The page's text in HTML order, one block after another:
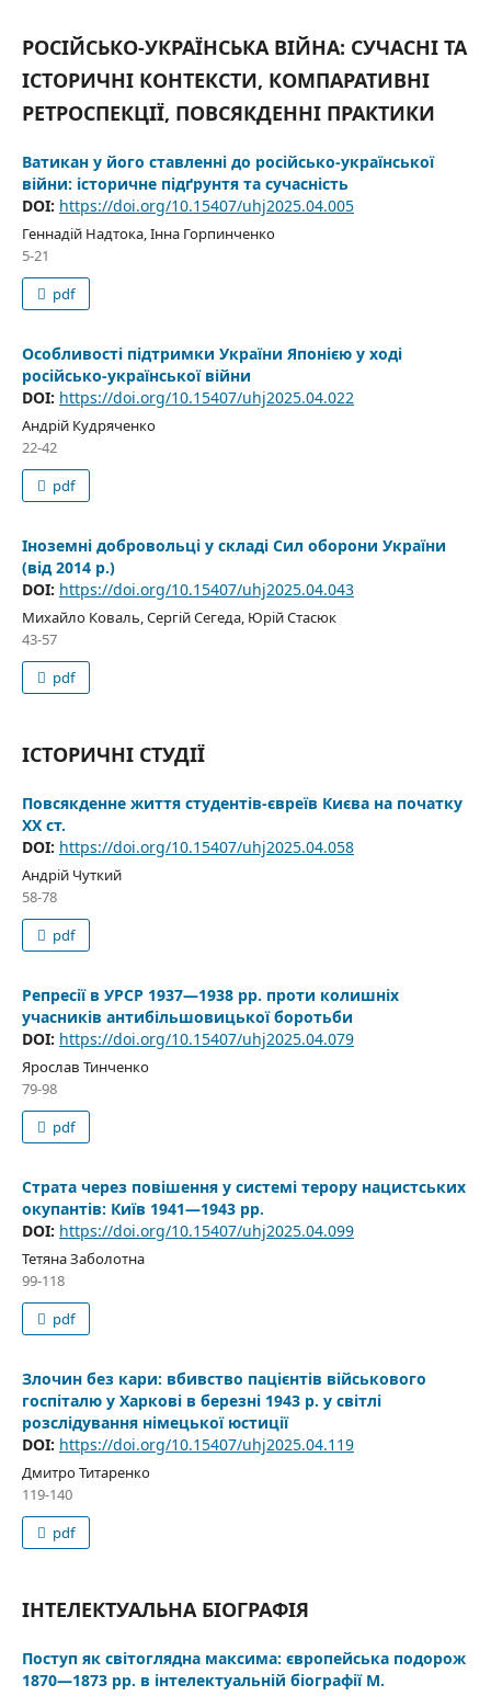
РОСІЙСЬКО-УКРАЇНСЬКА ВІЙНА: СУЧАСНІ ТА
ІСТОРИЧНІ КОНТЕКСТИ, КОМПАРАТИВНІ
РЕТРОСПЕКЦІЇ, ПОВСЯКДЕННІ ПРАКТИКИ
Ватикан у його ставленні до російсько-української
війни: історичне підґрунтя та сучасність
DOI: https://doi.org/10.15407/uhj2025.04.005
Геннадій Надтока, Інна Горпинченко
5-21
pdf
Особливості підтримки України Японією у ході
російсько-української війни
DOI: https://doi.org/10.15407/uhj2025.04.022
Андрій Кудряченко
22-42
pdf
Іноземні добровольці у складі Сил оборони України
(від 2014 р.)
DOI: https://doi.org/10.15407/uhj2025.04.043
Михайло Коваль, Сергій Сегеда, Юрій Стасюк
43-57
pdf
ІСТОРИЧНІ СТУДІЇ
Повсякденне життя студентів-євреїв Києва на початку
XX ст.
DOI: https://doi.org/10.15407/uhj2025.04.058
Андрій Чуткий
58-78
pdf
Репресії в УРСР 1937—1938 рр. проти колишніх
учасників антибільшовицької боротьби
DOI: https://doi.org/10.15407/uhj2025.04.079
Ярослав Тинченко
79-98
pdf
Страта через повішення у системі терору нацистських
окупантів: Київ 1941—1943 рр.
DOI: https://doi.org/10.15407/uhj2025.04.099
Тетяна Заболотна
99-118
pdf
Злочин без кари: вбивство пацієнтів військового
госпіталю у Харкові в березні 1943 р. у світлі
розслідування німецької юстиції
DOI: https://doi.org/10.15407/uhj2025.04.119
Дмитро Титаренко
119-140
pdf
ІНТЕЛЕКТУАЛЬНА БІОГРАФІЯ
Поступ як світоглядна максима: європейська подорож
1870—1873 рр. в інтелектуальній біографії М.